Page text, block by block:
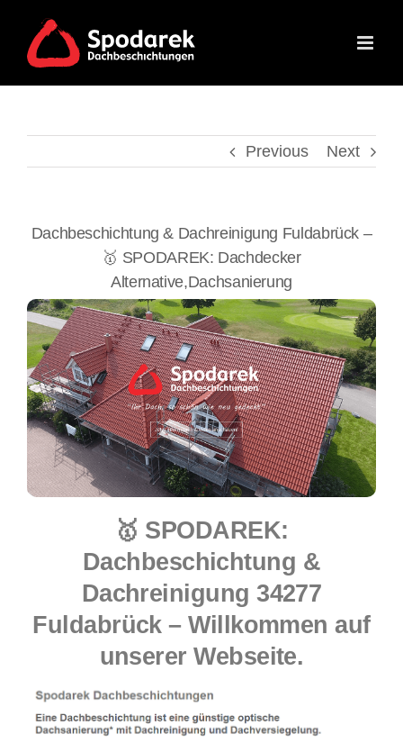
content
Previous Next
Dachbeschichtung & Dachreinigung Fuldabrück –
🥇 SPODAREK: Dachdecker
Alternative,Dachsanierung
🥇 SPODAREK:
Dachbeschichtung &
Dachreinigung 34277
Fuldabrück – Willkommen auf
unserer Webseite.